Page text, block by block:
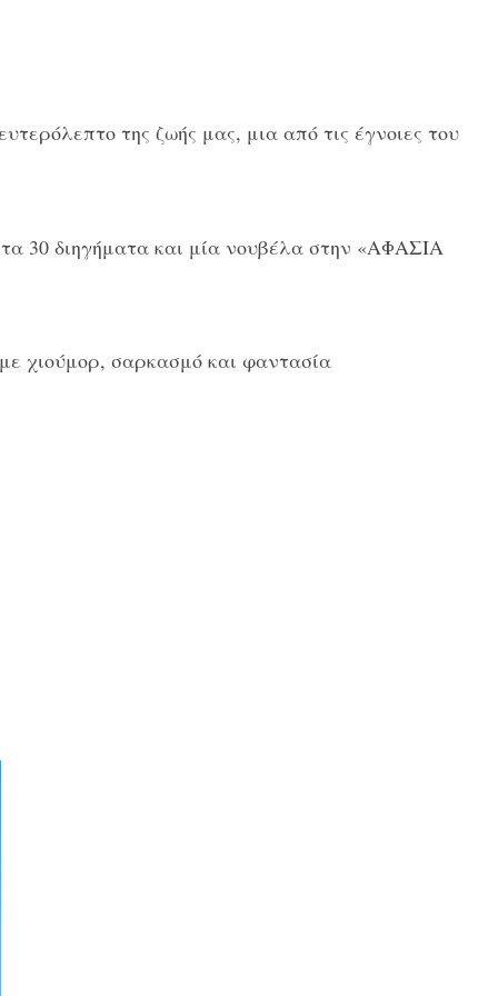
της ζωής μας, μια από τις έγνοιες του
30 διηγήματα και μία νουβέλα στην «ΑΦΑΣΙΑ
χιούμορ, σαρκασμό και φαντασία